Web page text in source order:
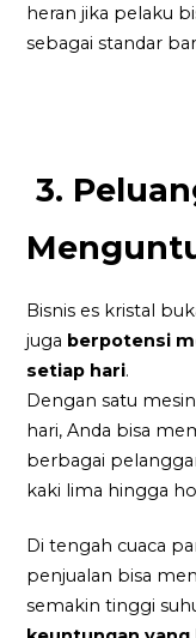
heran jika pelaku
sebagai standar
3.
Bisnis es kristal
juga berpotensi
setiap hari.
Dengan satu
hari, Anda bisa
berbagai
kaki lima hingga
Di tengah cuaca
penjualan bisa
semakin tinggi